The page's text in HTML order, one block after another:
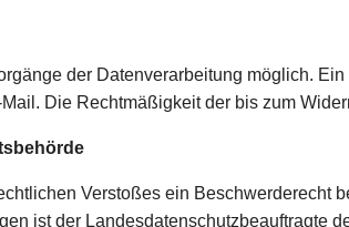
der Datenverarbeitung möglich.
Die Rechtmäßigkeit der bis zum
Verstoßes ein Beschwerderecht
ist der Landesdatenschutzbeauftragte